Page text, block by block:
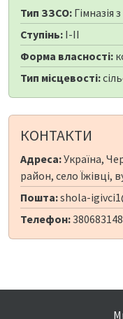
Тип ЗЗСО:
Ступінь: I-II
Форма власності:
Тип місцевості:
КОНТАКТИ
Адреса:Україна,
район, село Їжівці,
Пошта:shola-
Телефон: